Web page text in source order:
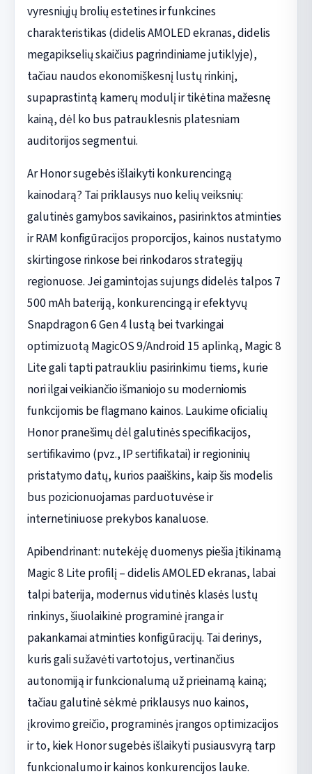
vyresniųjų brolių estetines ir funkcines
charakteristikas (didelis AMOLED ekranas, didelis
megapikselių skaičius pagrindiniame jutiklyje),
tačiau naudos ekonomiškesnį lustų rinkinį,
supaprastintą kamerų modulį ir tikėtina mažesnę
kainą, dėl ko bus patrauklesnis platesniam
auditorijos segmentui.
Ar Honor sugebės išlaikyti konkurencingą
kainodarą? Tai priklausys nuo kelių veiksnių:
galutinės gamybos savikainos, pasirinktos atminties
ir RAM konfigūracijos proporcijos, kainos nustatymo
skirtingose rinkose bei rinkodaros strategijų
regionuose. Jei gamintojas sujungs didelės talpos 7
500 mAh bateriją, konkurencingą ir efektyvų
Snapdragon 6 Gen 4 lustą bei tvarkingai
optimizuotą MagicOS 9/Android 15 aplinką, Magic 8
Lite gali tapti patraukliu pasirinkimu tiems, kurie
nori ilgai veikiančio išmaniojo su moderniomis
funkcijomis be flagmano kainos. Laukime oficialių
Honor pranešimų dėl galutinės specifikacijos,
sertifikavimo (pvz., IP sertifikatai) ir regioninių
pristatymo datų, kurios paaiškins, kaip šis modelis
bus pozicionuojamas parduotuvėse ir
internetiniuose prekybos kanaluose.
Apibendrinant: nutekėję duomenys piešia įtikinamą
Magic 8 Lite profilį – didelis AMOLED ekranas, labai
talpi baterija, modernus vidutinės klasės lustų
rinkinys, šiuolaikinė programinė įranga ir
pakankamai atminties konfigūracijų. Tai derinys,
kuris gali sužavėti vartotojus, vertinančius
autonomiją ir funkcionalumą už prieinamą kainą;
tačiau galutinė sėkmė priklausys nuo kainos,
įkrovimo greičio, programinės įrangos optimizacijos
ir to, kiek Honor sugebės išlaikyti pusiausvyrą tarp
funkcionalumo ir kainos konkurencijos lauke.